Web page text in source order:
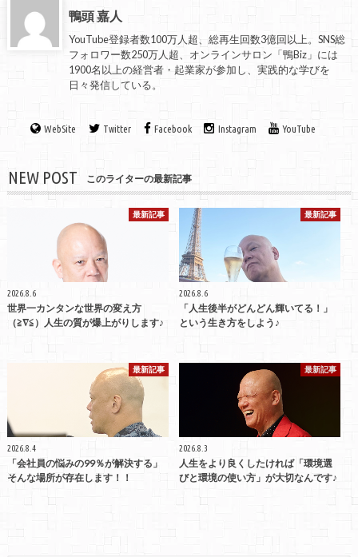
鴨頭 嘉人
YouTube登録者数100万人超、総再生回数3億回以上。SNS総
フォロワー数250万人超、オンラインサロン「鴨Biz」には
1900名以上の経営者・起業家が参加し、実践的な学びを
日々発信している。
WebSite Twitter Facebook Instagram YouTube
NEW POST このライターの最新記事
最新記事
2026.8.6
世界一カンタンな世界の変え方
（≧∇≦）人生の質が爆上がりします♪
最新記事
2026.8.6
「人生後半がどんどん輝いてる！」
という生き方をしよう♪
最新記事
2026.8.4
「会社員の悩みの99％が解決する」
そんな場所が存在します！！
最新記事
2026.8.3
人生をより良くしたければ「環境選
びと環境の使い方」が大切なんです♪